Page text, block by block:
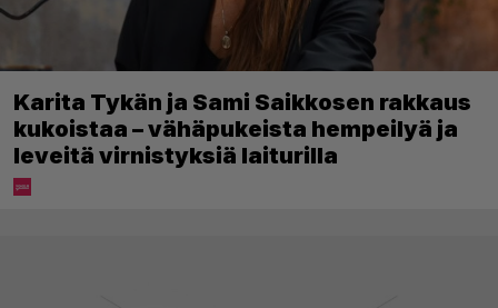
Karita Tykän ja Sami Saikkosen rakkaus
kukoistaa – vähäpukeista hempeilyä ja
leveitä virnistyksiä laiturilla